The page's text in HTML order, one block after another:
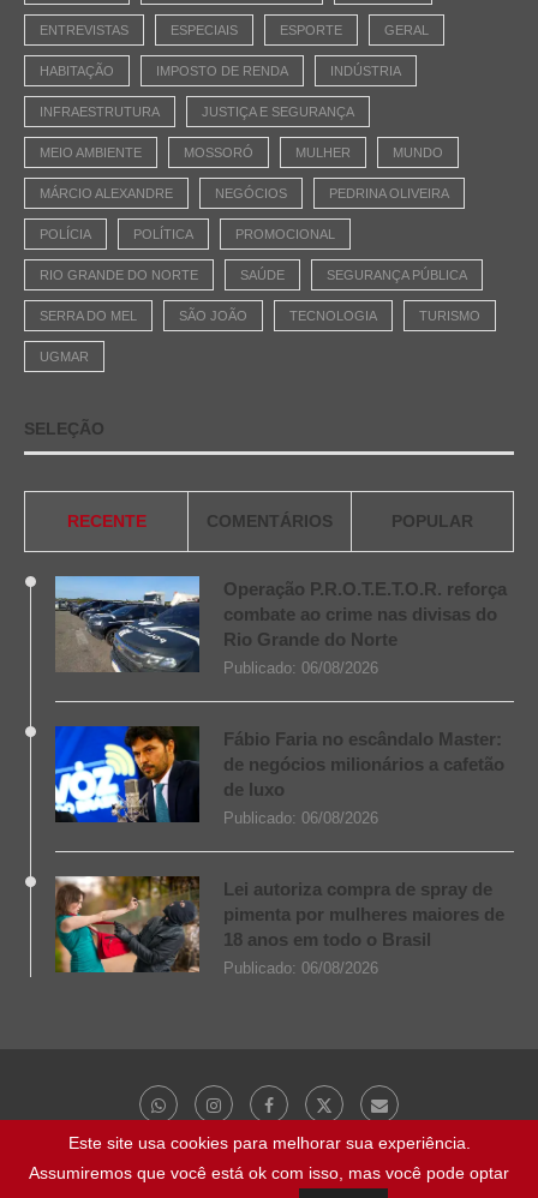
ENTREVISTAS ESPECIAIS ESPORTE GERAL
HABITAÇÃO IMPOSTO DE RENDA INDÚSTRIA
INFRAESTRUTURA JUSTIÇA E SEGURANÇA
MEIO AMBIENTE MOSSORÓ MULHER MUNDO
MÁRCIO ALEXANDRE NEGÓCIOS PEDRINA OLIVEIRA
POLÍCIA POLÍTICA PROMOCIONAL
RIO GRANDE DO NORTE SAÚDE SEGURANÇA PÚBLICA
SERRA DO MEL SÃO JOÃO TECNOLOGIA TURISMO
UGMAR
SELEÇÃO
RECENTE COMENTÁRIOS POPULAR
Operação P.R.O.T.E.T.O.R. reforça
combate ao crime nas divisas do
Rio Grande do Norte
Publicado: 06/08/2026
Fábio Faria no escândalo Master:
de negócios milionários a cafetão
de luxo
Publicado: 06/08/2026
Lei autoriza compra de spray de
pimenta por mulheres maiores de
18 anos em todo o Brasil
Publicado: 06/08/2026
@ 2023 - Todos os direitos reservados | NaBocaDaNoite.com.br
Este site usa cookies para melhorar sua experiência.
Assumiremos que você está ok com isso, mas você pode optar